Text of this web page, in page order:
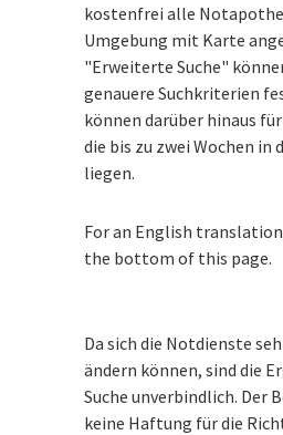
kostenfrei alle
Umgebung mit Karte
"Erweiterte Suche"
genauere Suchkriterien
können darüber hinaus
die bis zu zwei Wochen in
liegen.
For an English
the bottom of this page.
Da sich die Notdienste
ändern können, sind die
Suche unverbindlich. Der
keine Haftung für die